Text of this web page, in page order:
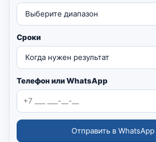
Сроки
Телефон или WhatsApp
Отправить в WhatsApp